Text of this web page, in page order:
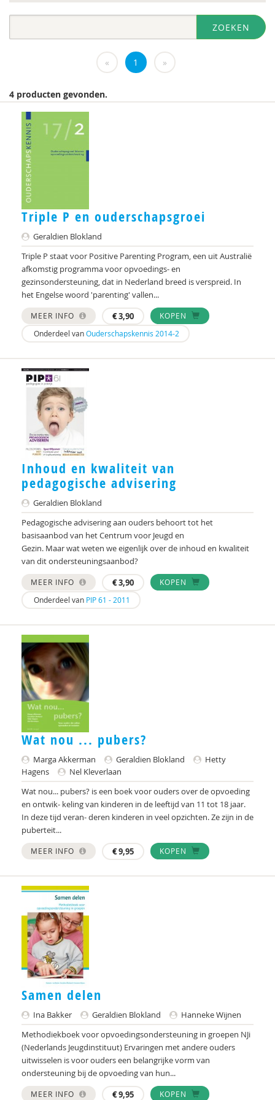
diversen
Evelyne Offerman
Inspectie van het Onderwijs
J.Zevalkink
Judith Conijn
Landelijk Kenniscentrum LVB
M.D
Marga
Mariëlle Bruning
Marije L. Verhage
MD
Movisie
MSW
Nederlandse Sportalliantie m.m.v. Stichting
Vreedzaam
PhD
Sardes
Sonja
Taylor
Voorst van Beest, M. van
René . Spitz
Daniël . Stuit
René .C. Hoksbergen
Erna ‘t Hart
Judith ’t Gilde
Jeugdautoriteit (JA)
Stephen A. Anderson
Ralph A. Brown
Wilna A.J. Meijer
Suzan van der Aa
NORA AARENDONK
Sandrine Aarts
Yvonne Aartsen
Sebastian Abdallah
Martine Abels
Nesrien Abu Ghazaleh
Edna Adelson
Felix Adler
W.F. Admiraal
Peter Adriaenssens
ZOEKEN
« 1 »
4 producten gevonden.
Triple P en ouderschapsgroei
Geraldien Blokland
Triple P staat voor Positive Parenting Program, een uit Australië
afkomstig programma voor opvoedings- en
gezinsondersteuning, dat in Nederland breed is verspreid. In
het Engelse woord 'parenting' vallen...
MEER INFO €3,90
KOPEN
Onderdeel vanOuderschapskennis 2014-2
Inhoud en kwaliteit van
pedagogische advisering
Geraldien Blokland
Pedagogische advisering aan ouders behoort tot het
basisaanbod van het Centrum voor Jeugd en
Gezin. Maar wat weten we eigenlijk over de inhoud en kwaliteit
van dit ondersteuningsaanbod?
MEER INFO €3,90
KOPEN
Onderdeel van PIP 61 - 2011
Wat nou ... pubers?
Marga Akkerman Geraldien Blokland
Hetty
Hagens
Nel Kleverlaan
Wat nou... pubers? is een boek voor ouders over de opvoeding
en ontwik- keling van kinderen in de leeftijd van 11 tot 18 jaar.
In deze tijd veran- deren kinderen in veel opzichten. Ze zijn in de
puberteit...
MEER INFO €9,95 KOPEN
Samen delen
Ina Bakker Geraldien Blokland
Hanneke Wijnen
Methodiekboek voor opvoedingsondersteuning in groepen NJi
(Nederlands Jeugdinstituut) Ervaringen met andere ouders
uitwisselen is voor ouders een belangrijke vorm van
ondersteuning bij de opvoeding van hun...
MEER INFO €9,95 KOPEN